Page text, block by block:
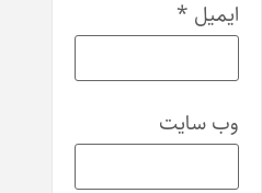
ایمیل *
وب‌ سایت